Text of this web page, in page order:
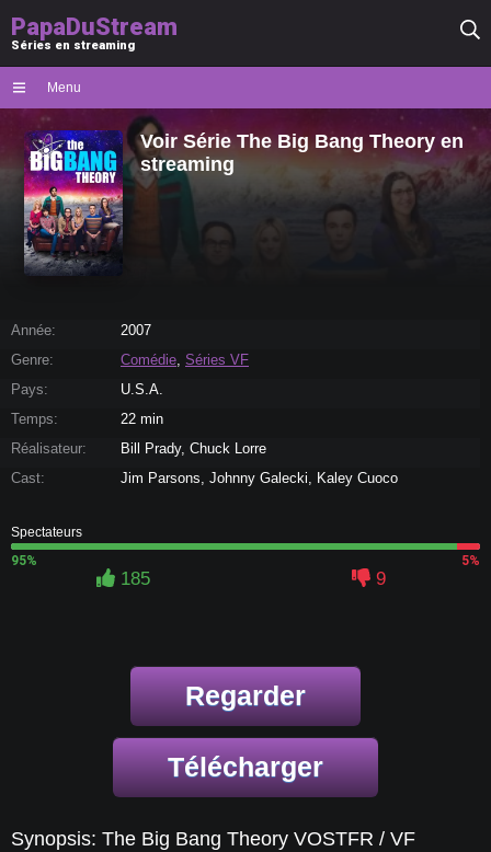
PapaDuStream
Séries en streaming
Menu
Voir Série The Big Bang Theory en
streaming
Année:
2007
Genre:
Comédie, Séries VF
Pays:
U.S.A.
Temps:
22 min
Réalisateur:
Bill Prady, Chuck Lorre
Cast:
Jim Parsons, Johnny Galecki, Kaley Cuoco
Spectateurs
95%
5%
185 9
Regarder
Télécharger
Synopsis: The Big Bang Theory VOSTFR / VF